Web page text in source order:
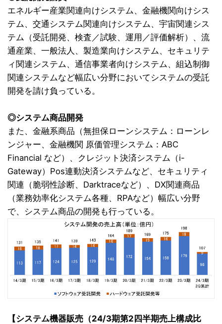
エネルギー産業関連向けシステム、金融機関向けシス
テム、交通システム関連向けシステム、宇宙関連シス
テム（受託開発、検査／試験、運用／評価解析）、流
通産業、一般法人、製造業向けシステム、セキュリテ
ィ関連システム、通信事業者向けシステム、組込制御
関連システムなど幅広い分野においてシステムの受託
開発を請け負っている。
◎システム商品開発
また、金融系商品（無担保ローンシステム：ローンレ
ンジャー、金融機関 原価管理システム：ABC
Financial など）、クレジット決済システム（i-
Gateway）Pos連動決済システムなど、セキュリティ
関連（脆弱性診断、Darktraceなど）、DX関連商品
（業務効率化システム各種、RPAなど）幅広い分野
で、システム商品の開発も行っている。
【システム機器販売（24/3期第2四半期売上構成比